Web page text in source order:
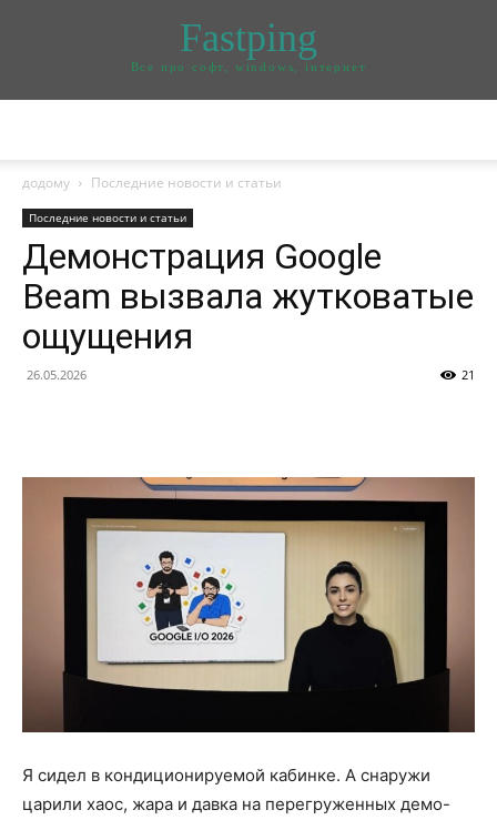
Fastping
Все про софт, windows, інтернет
додому Последние новости и статьи
Последние новости и статьи
Демонстрация Google
Beam вызвала жутковатые
ощущения
26.05.2026 21
Я сидел в кондиционируемой кабинке. А снаружи
царили хаос, жара и давка на перегруженных демо-